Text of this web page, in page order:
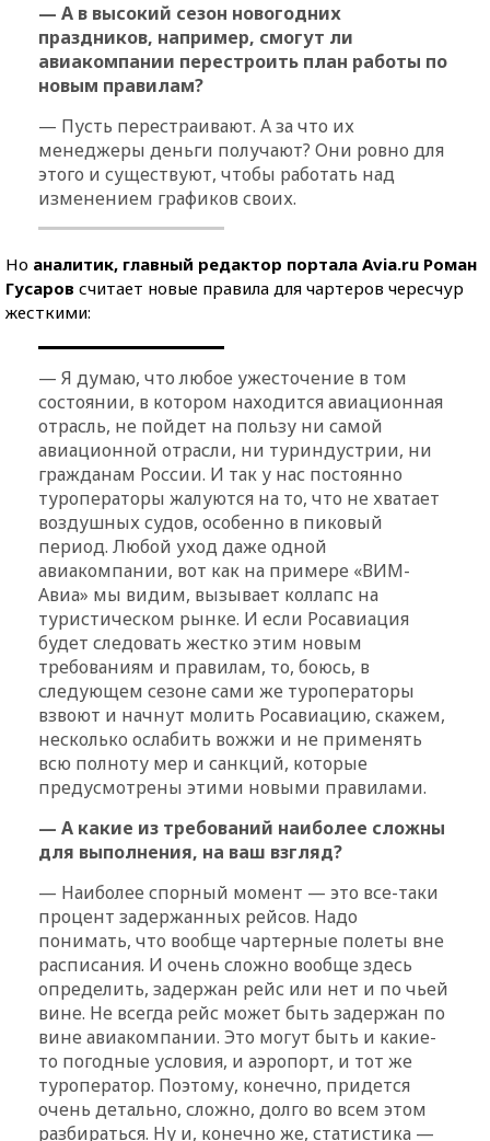
— А в высокий сезон новогодних
праздников, например, смогут ли
авиакомпании перестроить план работы по
новым правилам?
— Пусть перестраивают. А за что их
менеджеры деньги получают? Они ровно для
этого и существуют, чтобы работать над
изменением графиков своих.
Но аналитик, главный редактор портала Avia.ru Роман
Гусаров считает новые правила для чартеров чересчур
жесткими:
— Я думаю, что любое ужесточение в том
состоянии, в котором находится авиационная
отрасль, не пойдет на пользу ни самой
авиационной отрасли, ни туриндустрии, ни
гражданам России. И так у нас постоянно
туроператоры жалуются на то, что не хватает
воздушных судов, особенно в пиковый
период. Любой уход даже одной
авиакомпании, вот как на примере «ВИМ-
Авиа» мы видим, вызывает коллапс на
туристическом рынке. И если Росавиация
будет следовать жестко этим новым
требованиям и правилам, то, боюсь, в
следующем сезоне сами же туроператоры
взвоют и начнут молить Росавиацию, скажем,
несколько ослабить вожжи и не применять
всю полноту мер и санкций, которые
предусмотрены этими новыми правилами.
— А какие из требований наиболее сложны
для выполнения, на ваш взгляд?
— Наиболее спорный момент — это все-таки
процент задержанных рейсов. Надо
понимать, что вообще чартерные полеты вне
расписания. И очень сложно вообще здесь
определить, задержан рейс или нет и по чьей
вине. Не всегда рейс может быть задержан по
вине авиакомпании. Это могут быть и какие-
то погодные условия, и аэропорт, и тот же
туроператор. Поэтому, конечно, придется
очень детально, сложно, долго во всем этом
разбираться. Ну и, конечно же, статистика —